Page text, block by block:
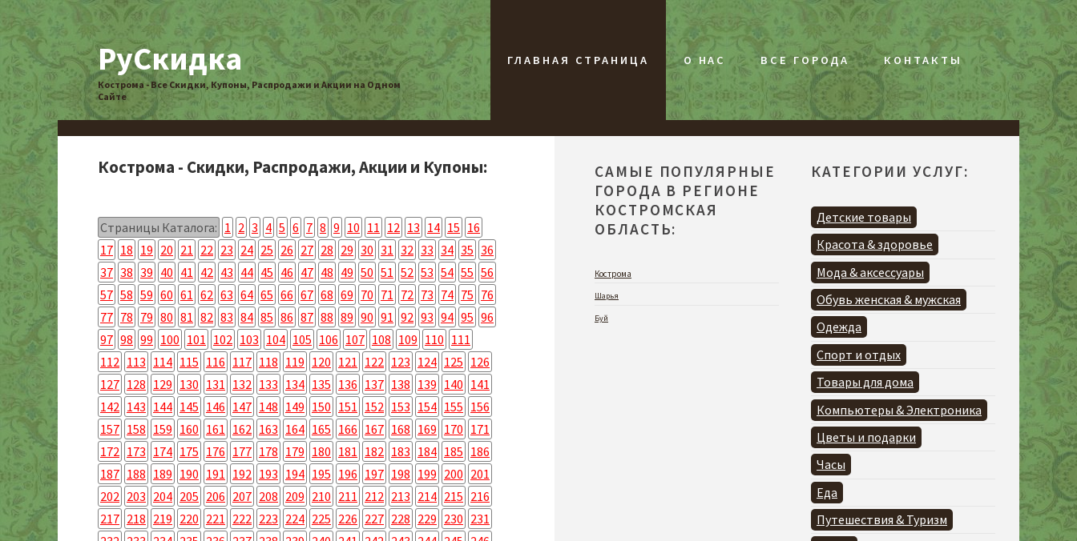
РуСкидка
Кострома - Все Скидки, Купоны, Распродажи и Акции на Одном
Сайте
ГЛАВНАЯ СТРАНИЦА О НАС ВСЕ ГОРОДА КОНТАКТЫ
Кострома - Скидки, Распродажи, Акции и Купоны:
Страницы Каталога: 1 2 3 4 5 6 7 8 9 10 11 12 13 14 15 16
17 18 19 20 21 22 23 24 25 26 27 28 29 30 31 32 33 34 35 36
37 38 39 40 41 42 43 44 45 46 47 48 49 50 51 52 53 54 55 56
57 58 59 60 61 62 63 64 65 66 67 68 69 70 71 72 73 74 75 76
77 78 79 80 81 82 83 84 85 86 87 88 89 90 91 92 93 94 95 96
97 98 99 100 101 102 103 104 105 106 107 108 109 110 111
112 113 114 115 116 117 118 119 120 121 122 123 124 125 126
127 128 129 130 131 132 133 134 135 136 137 138 139 140 141
142 143 144 145 146 147 148 149 150 151 152 153 154 155 156
157 158 159 160 161 162 163 164 165 166 167 168 169 170 171
172 173 174 175 176 177 178 179 180 181 182 183 184 185 186
187 188 189 190 191 192 193 194 195 196 197 198 199 200 201
202 203 204 205 206 207 208 209 210 211 212 213 214 215 216
217 218 219 220 221 222 223 224 225 226 227 228 229 230 231
САМЫЕ ПОПУЛЯРНЫЕ
ГОРОДА В РЕГИОНЕ
КОСТРОМСКАЯ
ОБЛАСТЬ:
Кострома
Шарья
Буй
КАТЕГОРИИ УСЛУГ:
Детские товары
Красота & здоровье
Мода & аксессуары
Обувь женская & мужская
Одежда
Спорт и отдых
Товары для дома
Компьютеры & Электроника
Цветы и подарки
Часы
Еда
Путешествия & Туризм